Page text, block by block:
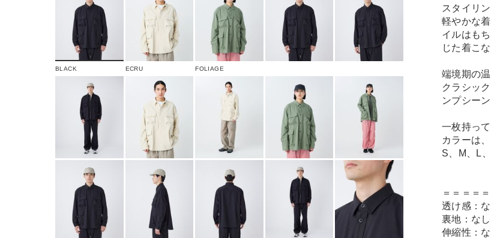
BLACK ECRU FOLIAGE
スタイリ
軽やかな
イルはも
じた着こ
端境期の
クラシッ
ンプシー
一枚持っ
カラーは
S、M、L
＝＝＝＝
透け感：
裏地：なし
伸縮性：